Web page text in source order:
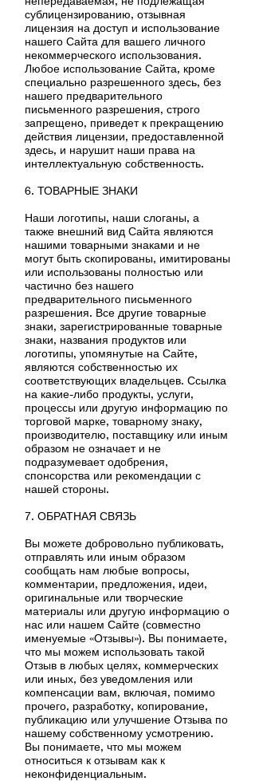
сублицензированию, отзывная
лицензия на доступ и использование
нашего Сайта для вашего личного
некоммерческого использования.
Любое использование Сайта, кроме
специально разрешенного здесь, без
нашего предварительного
письменного разрешения, строго
запрещено, приведет к прекращению
действия лицензии, предоставленной
здесь, и нарушит наши права на
интеллектуальную собственность.
6. ТОВАРНЫЕ ЗНАКИ
Наши логотипы, наши слоганы, а
также внешний вид Сайта являются
нашими товарными знаками и не
могут быть скопированы, имитированы
или использованы полностью или
частично без нашего
предварительного письменного
разрешения. Все другие товарные
знаки, зарегистрированные товарные
знаки, названия продуктов или
логотипы, упомянутые на Сайте,
являются собственностью их
соответствующих владельцев. Ссылка
на какие-либо продукты, услуги,
процессы или другую информацию по
торговой марке, товарному знаку,
производителю, поставщику или иным
образом не означает и не
подразумевает одобрения,
спонсорства или рекомендации с
нашей стороны.
7. ОБРАТНАЯ СВЯЗЬ
Вы можете добровольно публиковать,
отправлять или иным образом
сообщать нам любые вопросы,
комментарии, предложения, идеи,
оригинальные или творческие
материалы или другую информацию о
нас или нашем Сайте (совместно
именуемые «Отзывы»). Вы понимаете,
что мы можем использовать такой
Отзыв в любых целях, коммерческих
или иных, без уведомления или
компенсации вам, включая, помимо
прочего, разработку, копирование,
публикацию или улучшение Отзыва по
нашему собственному усмотрению.
Вы понимаете, что мы можем
относиться к отзывам как к
неконфиденциальным.